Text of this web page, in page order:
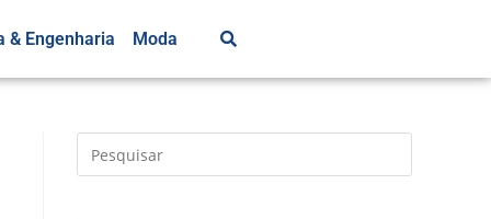
& Engenharia Moda